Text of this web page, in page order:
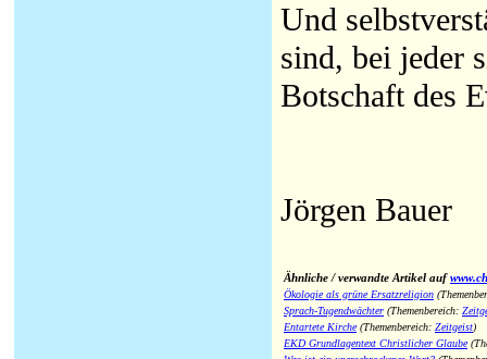
Und
sind, bei jeder
Botschaft des
Jörgen Bauer
Ähnliche / verwandte Artikel auf
Ökologie als grüne Ersatzreligion
Sprach-Tugendwächter (Themenbereich:
Entartete Kirche(Themenbereich: Zeitgeist)
EKD Grundlagentext Christlicher Glaube